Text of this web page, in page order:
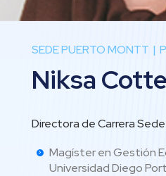
SEDE PUERTO MONTT
Niksa
Directora de Carrera
Magíster en Gestión
Universidad Diego